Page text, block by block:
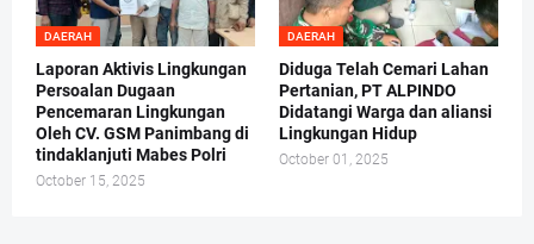
DAERAH
Laporan Aktivis Lingkungan
Persoalan Dugaan
Pencemaran Lingkungan
Oleh CV. GSM Panimbang di
tindaklanjuti Mabes Polri
October 15, 2025
DAERAH
Diduga Telah Cemari Lahan
Pertanian, PT ALPINDO
Didatangi Warga dan aliansi
Lingkungan Hidup
October 01, 2025